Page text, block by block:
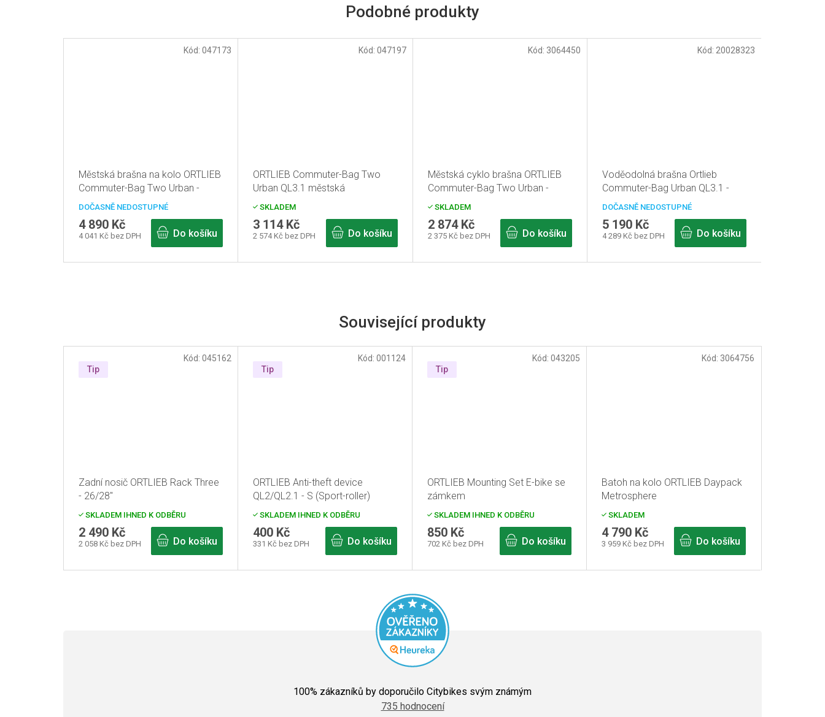
Související produkty
Tip
Zadní nosič ORTLIEB Rack Three
- 26/28"
SKLADEM IHNED K ODBĚRU
2 058 Kč bez DPH
2 490 Kč
Do košíku
Kód: 045162
Tip
ORTLIEB Anti-theft device
QL2/QL2.1 - S (Sport-roller)
SKLADEM IHNED K ODBĚRU
331 Kč bez DPH
400 Kč
Do košíku
Kód: 001124
Tip
ORTLIEB Mounting Set E-bike se
zámkem
SKLADEM IHNED K ODBĚRU
702 Kč bez DPH
850 Kč
Do košíku
Kód: 043205
Batoh na kolo ORTLIEB Daypack
Metrosphere
SKLADEM
3 959 Kč bez DPH
4 790 Kč
Do košíku
Kód: 3064756
Městská brašna na kolo ORTLIEB
Commuter-Bag Two Urban -
QL2.1 - modrá
DOČASNĚ NEDOSTUPNÉ
4 041 Kč bez DPH
4 890 Kč
Do košíku
Kód:047173
ORTLIEB Commuter-Bag Two
Urban QL3.1 městská
cyklobrašna pepřová
SKLADEM
2 574 Kč bez DPH
3 114 Kč
Do košíku
Kód: 047197
Městská cyklo brašna ORTLIEB
Commuter-Bag Two Urban -
QL2.1 - ash rose
SKLADEM
2 375 Kč bez DPH
2 874 Kč
Do košíku
Kód: 3064450
Voděodolná brašna Ortlieb
Commuter-Bag Urban QL3.1 -
pepřová
DOČASNĚ NEDOSTUPNÉ
4 289 Kč bez DPH
5 190 Kč
Do košíku
Kód: 20028323
hodnocení
obchodu
je
100% zákazníků by doporučilo Citybikes svým známým
735 hodnocení